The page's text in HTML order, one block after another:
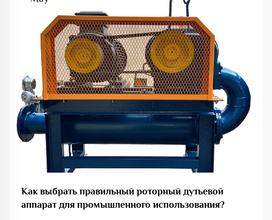
Как выбрать правильный роторный дутьевой
аппарат для промышленного использования?